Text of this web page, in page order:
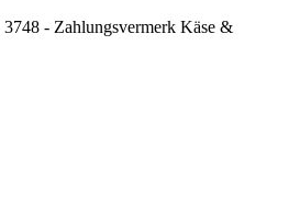
- Zahlungsvermerk Käse &